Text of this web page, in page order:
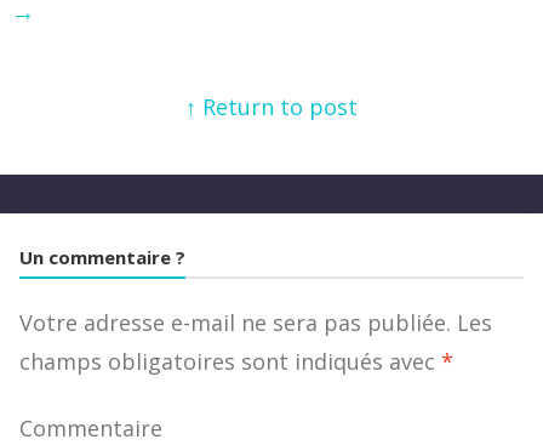
→
↑ Return to post
Un commentaire ?
Votre adresse e-mail ne sera pas publiée. Les
champs obligatoires sont indiqués avec *
Commentaire